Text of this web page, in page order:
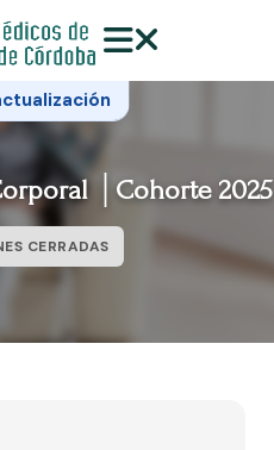
│Cohorte 2025
CERRADAS